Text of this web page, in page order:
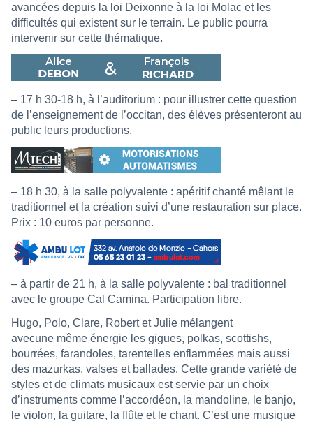
avancées depuis la loi Deixonne à la loi Molac et les
difficultés qui existent sur le terrain. Le public pourra
intervenir sur cette thématique.
– 17 h 30-18 h, à l’auditorium : pour illustrer cette question
de l’enseignement de l’occitan, des élèves présenteront au
public leurs productions.
– 18 h 30, à la salle polyvalente : apéritif chanté mêlant le
traditionnel et la création suivi d’une restauration sur place.
Prix : 10 euros par personne.
– à partir de 21 h, à la salle polyvalente : bal traditionnel
avec le groupe Cal Camina. Participation libre.
Hugo, Polo, Clare, Robert et Julie mélangent
avecune même énergie les gigues, polkas, scottishs,
bourrées, farandoles, tarentelles enflammées mais aussi
des mazurkas, valses et ballades. Cette grande variété de
styles et de climats musicaux est servie par un choix
d’instruments comme l’accordéon, la mandoline, le banjo,
le violon, la guitare, la flûte et le chant. C’est une musique